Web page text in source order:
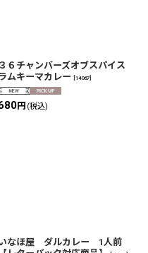
３６チャンバーズオブスパイス
ムキーマカレー
14067
円 (税込)
なほ屋 ダルカレー 1人前